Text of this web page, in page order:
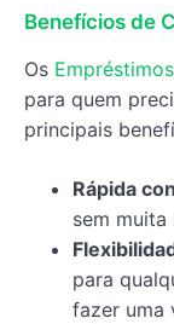
Benefícios de
Os
para quem
principais
Rápida
sem muita
para
fazer uma